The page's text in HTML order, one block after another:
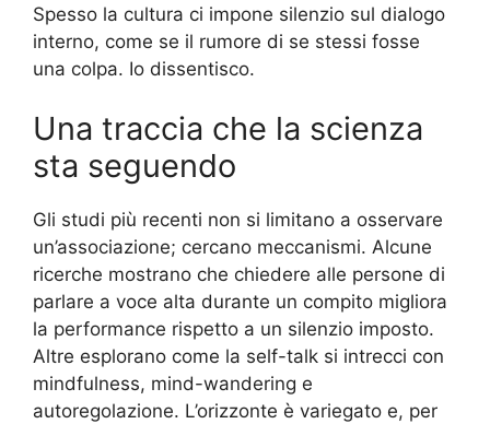
Spesso la cultura ci impone silenzio sul dialogo
interno, come se il rumore di se stessi fosse
una colpa. Io dissentisco.
Una traccia che la scienza
sta seguendo
Gli studi più recenti non si limitano a osservare
un’associazione; cercano meccanismi. Alcune
ricerche mostrano che chiedere alle persone di
parlare a voce alta durante un compito migliora
la performance rispetto a un silenzio imposto.
Altre esplorano come la self-talk si intrecci con
mindfulness, mind-wandering e
autoregolazione. L’orizzonte è variegato e, per